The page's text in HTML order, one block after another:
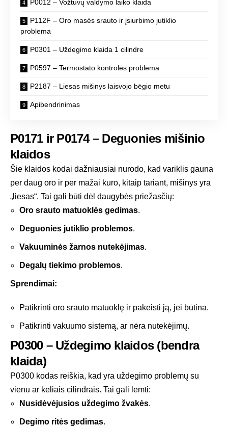
P0012 – Vožtuvų valdymo laiko klaida
P112F – Oro masės srauto ir įsiurbimo jutiklio
problema
P0301 – Uždegimo klaida 1 cilindre
P0597 – Termostato kontrolės problema
P2187 – Liesas mišinys laisvojo bėgio metu
Apibendrinimas
P0171 ir P0174 – Deguonies mišinio
klaidos
Šie klaidos kodai dažniausiai nurodo, kad variklis gauna
per daug oro ir per mažai kuro, kitaip tariant, mišinys yra
„liesas“. Tai gali būti dėl daugybės priežasčių:
Oro srauto matuoklės gedimas.
Deguonies jutiklio problemos.
Vakuuminės žarnos nutekėjimas.
Degalų tiekimo problemos.
Sprendimai:
Patikrinti oro srauto matuoklę ir pakeisti ją, jei būtina.
Patikrinti vakuumo sistemą, ar nėra nutekėjimų.
P0300 – Uždegimo klaidos (bendra
klaida)
P0300 kodas reiškia, kad yra uždegimo problemų su
vienu ar keliais cilindrais. Tai gali lemti:
Nusidėvėjusios uždegimo žvakės.
Degimo ritės gedimas.